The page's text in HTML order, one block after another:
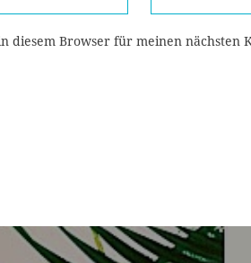
diesem Browser für meinen nächsten